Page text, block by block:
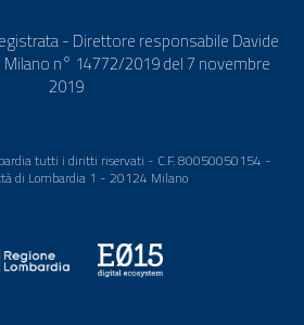
- Direttore responsabile Davide
Milano n° 14772/2019 del 7 novembre
2019
tutti i diritti riservati - C.F. 80050050154 -
di Lombardia 1 - 20124 Milano